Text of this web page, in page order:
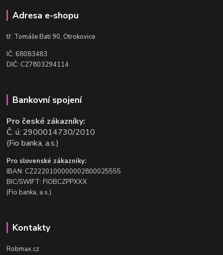
Adresa e-shopu
tř. Tomáše Bati 90, Otrokovice
IČ: 68083483
DIČ: CZ7803294114
Bankovní spojení
Pro české zákazníky:
Č. ú: 2900014730/2010
(Fio banka, a.s.)
Pro slovenské zákazníky:
IBAN: CZ2220100000002800025555
BIC/SWIFT: FIOBCZPPXXX
(Fio banka, a.s.)
Kontakty
Robmax.cz